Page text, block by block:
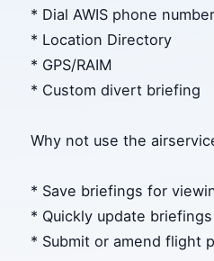
* Dial AWIS phone
* Location Directory
* GPS/RAIM
* Custom divert briefing
Why not use the
* Save briefings for
* Quickly update briefings
* Submit or amend flight